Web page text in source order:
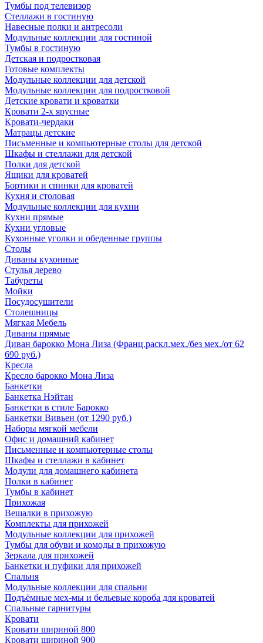
Тумбы под телевизор
Стеллажи в гостиную
Навесные полки и антресоли
Модульные коллекции для гостиной
Тумбы в гостиную
Детская и подростковая
Готовые комплекты
Модульные коллекции для детской
Модульные коллекции для подростковой
Детские кровати и кроватки
Кровати 2-х ярусные
Кровати-чердаки
Матрацы детские
Письменные и компьютерные столы для детской
Шкафы и стеллажи для детской
Полки для детской
Ящики для кроватей
Бортики и спинки для кроватей
Кухня и столовая
Модульные коллекции для кухни
Кухни прямые
Кухни угловые
Кухонные уголки и обеденные группы
Столы
Диваны кухонные
Стулья дерево
Табуреты
Мойки
Посудосушители
Столешницы
Мягкая Мебель
Диваны прямые
Диван барокко Мона Лиза (Франц.раскл.мех./без мех./от 62
690 руб.)
Кресла
Кресло барокко Мона Лиза
Банкетки
Банкетка Нэйтан
Банкетки в стиле Барокко
Банкетки Вивьен (от 1290 руб.)
Наборы мягкой мебели
Офис и домашний кабинет
Письменные и компьютерные столы
Шкафы и стеллажи в кабинет
Модули для домашнего кабинета
Полки в кабинет
Тумбы в кабинет
Прихожая
Вешалки в прихожую
Комплекты для прихожей
Модульные коллекции для прихожей
Тумбы для обуви и комоды в прихожую
Зеркала для прихожей
Банкетки и пуфики для прихожей
Спальня
Модульные коллекции для спальни
Подъёмные мех-мы и бельевые короба для кроватей
Спальные гарнитуры
Кровати
Кровати шириной 800
Кровати шириной 900